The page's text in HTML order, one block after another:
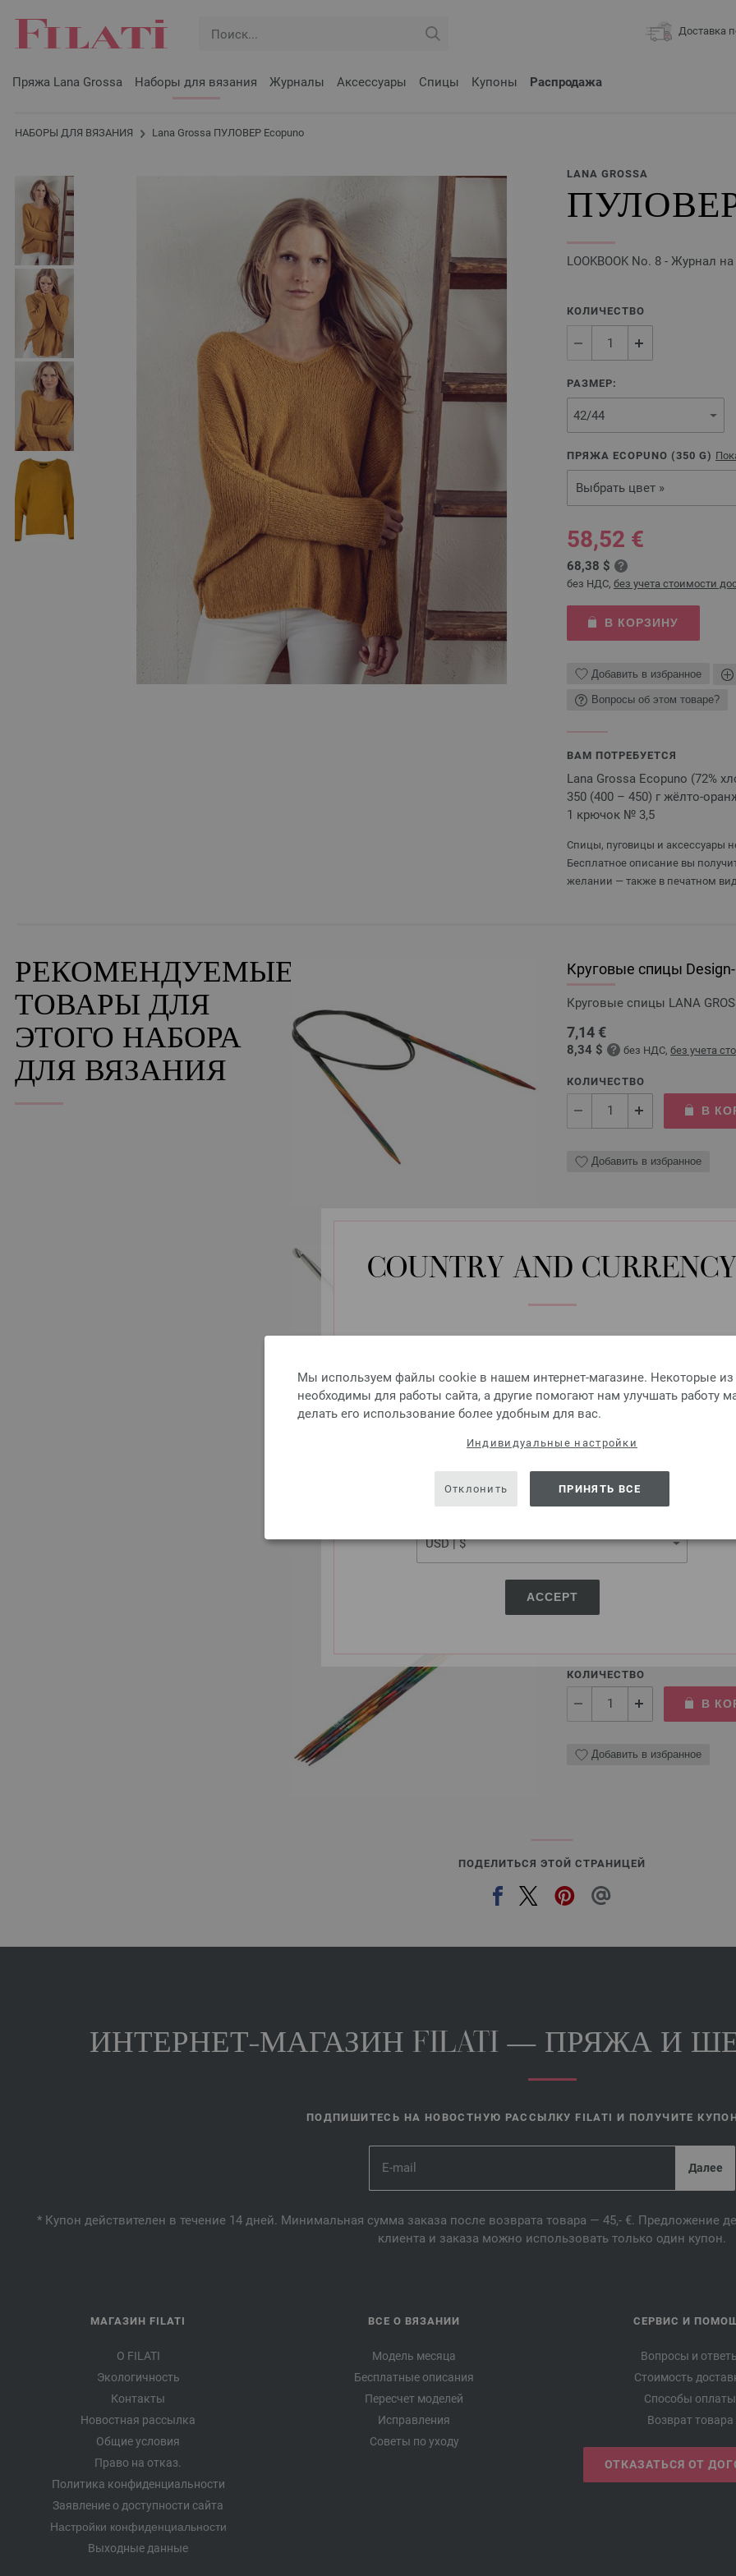
COUNTRY AND CURRENCY
LANGUAGE
SHIPPING TO
USA - The United States of America
ACCEPT
Мы используем файлы cookie в нашем интернет-магазине. Некоторые из
необходимы для работы сайта, а другие помогают нам улучшать работу
делать его использование более удобным для вас.
Индивидуальные настройки
Отклонить ПРИНЯТЬ ВСЕ
Доставка
Пряжа Lana Grossa Наборы для вязания Журналы Аксессуары Спицы Купоны Распродажа
НАБОРЫ ДЛЯ ВЯЗАНИЯ Lana Grossa ПУЛОВЕР Ecopuno
LANA GROSSA
ПУЛОВЕР
LOOKBOOK No. 8 - Журнал
КОЛИЧЕСТВО
РАЗМЕР:
ПРЯЖА ECOPUNO (350 G)
Выбрать цвет »
58,52 €
68,38 $
без НДС, без учета стоимости
В КОРЗИНУ
Добавить в избранное
Вопросы об этом товаре?
ВАМ ПОТРЕБУЕТСЯ
Lana Grossa Ecopuno (72%
350 (400 – 450) г жёлто-
1 крючок № 3,5
Спицы, пуговицы и аксессуары
Бесплатное описание вы
желании — также в печатном
РЕКОМЕНДУЕМЫЕ
ТОВАРЫ ДЛЯ
ЭТОГО НАБОРА
ДЛЯ ВЯЗАНИЯ
Круговые спицы
Круговые спицы LANA
7,14 €
8,34 $ без НДС, без учета
КОЛИЧЕСТВО
В
Добавить в избранное
Крючок алюминиевый
Алюминиевый крючок LANA
Размер крючка — 3,5 мм,
КОЛИЧЕСТВО
Чулочные спицы
Чулочные спицы LANA
без учета
КОЛИЧЕСТВО
В
Добавить в избранное
ПОДЕЛИТЬСЯ ЭТОЙ СТРАНИЦЕЙ
ИНТЕРНЕТ-МАГАЗИН FILATI — ПРЯЖА И
ПОДПИШИТЕСЬ НА НОВОСТНУЮ РАССЫЛКУ FILATI И ПОЛУЧИТЕ
* Купон действителен в течение 14 дней. Минимальная сумма заказа после возврата товара — 45,- €. Предложение
клиента и заказа можно использовать только один купон.
МАГАЗИН FILATI
О FILATI
Экологичность
Контакты
Новостная рассылка
Общие условия
Право на отказ.
Политика конфиденциальности
Заявление о доступности сайта
Настройки конфиденциальности
Выходные данные
ВСЕ О ВЯЗАНИИ
Модель месяца
Бесплатные описания
Пересчет моделей
Исправления
Советы по уходу
СЕРВИС И
Вопросы и
Стоимость
Способы оплаты
Возврат товара
ОТКАЗАТЬСЯ ОТ